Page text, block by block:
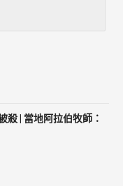
殺 | 當地阿拉伯牧師：